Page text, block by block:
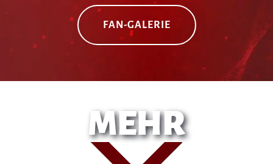
FAN-GALERIE
MEHR